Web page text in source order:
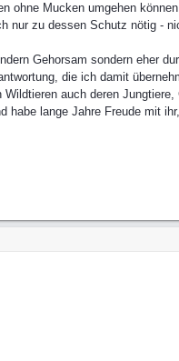
ohne Mucken umgehen
nur zu dessen Schutz nötig -
Gehorsam sondern eher
die ich damit
auch deren
lange Jahre Freude mit